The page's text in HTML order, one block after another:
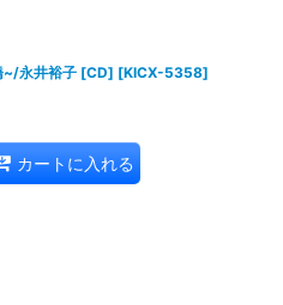
~/永井裕子 [CD] [KICX-5358]
カートに入れる